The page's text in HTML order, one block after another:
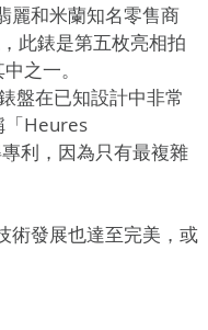
麗和米蘭知名零售商
此錶是第五枚亮相拍
之一。
盤在已知設計中非常
「Heures
利，因為只有最複雜
術發展也達至完美，或